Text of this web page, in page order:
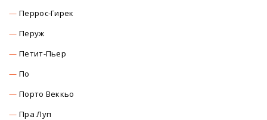
Перрос-Гирек
Перуж
Петит-Пьер
По
Порто Веккьо
Пра Луп